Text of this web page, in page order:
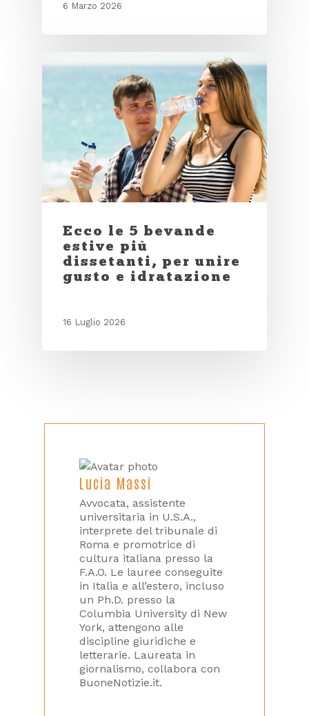
6 Marzo 2026
Ecco le 5 bevande
estive più
dissetanti, per unire
gusto e idratazione
16 Luglio 2026
Lucia Massi
Avvocata, assistente
universitaria in U.S.A.,
interprete del tribunale di
Roma e promotrice di
cultura italiana presso la
F.A.O. Le lauree conseguite
in Italia e all’estero, incluso
un Ph.D. presso la
Columbia University di New
York, attengono alle
discipline giuridiche e
letterarie. Laureata in
giornalismo, collabora con
BuoneNotizie.it.